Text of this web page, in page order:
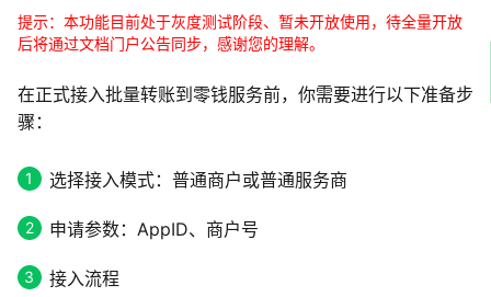
提示：本功能目前处于灰度测试阶段、暂未开放使用，待全量开放
后将通过文档门户公告同步，感谢您的理解。
在正式接入批量转账到零钱服务前，你需要进行以下准备步
骤：
选择接入模式：普通商户或普通服务商
申请参数：AppID、商户号
接入流程